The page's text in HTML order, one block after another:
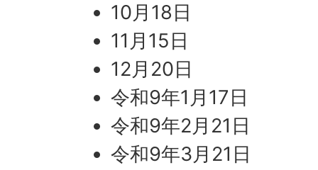
10月18日
11月15日
12月20日
令和9年1月17日
令和9年2月21日
令和9年3月21日